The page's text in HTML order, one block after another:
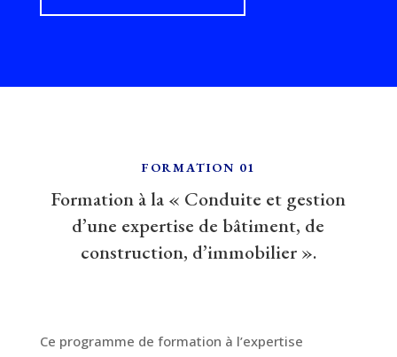
FORMATION 01
Formation à la « Conduite et gestion
d’une expertise de bâtiment, de
construction, d’immobilier ».
Ce programme de formation à l’expertise